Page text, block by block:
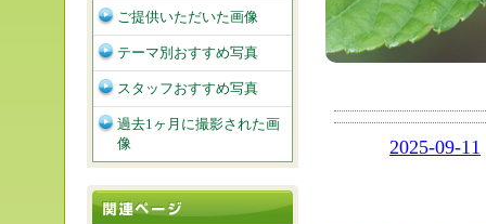
2025-09-11
ご提供いただいた画像
テーマ別おすすめ写真
スタッフおすすめ写真
過去1ヶ月に撮影された画
像